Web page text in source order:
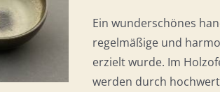
Ein wunderschönes
regelmäßige und
erzielt wurde. Im
werden durch